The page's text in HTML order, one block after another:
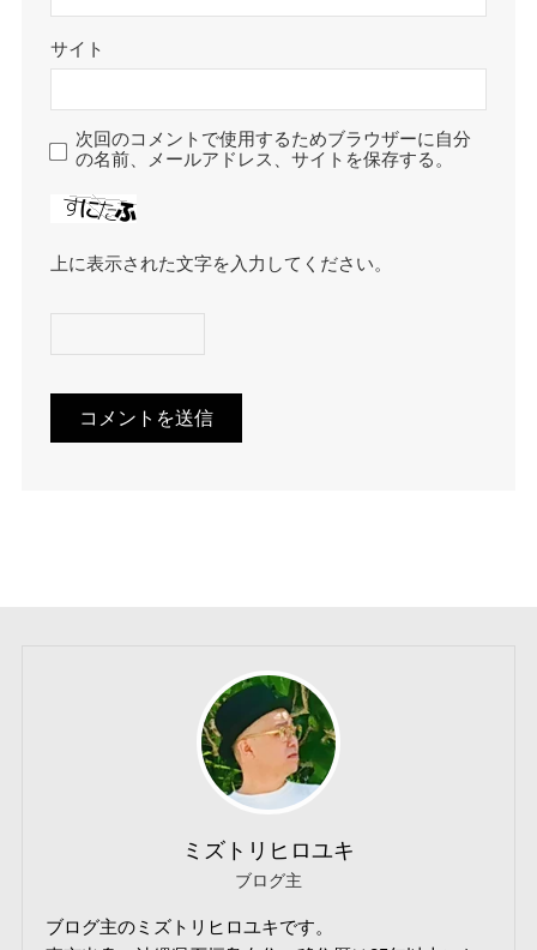
サイト
次回のコメントで使用するためブラウザーに自分
の名前、メールアドレス、サイトを保存する。
上に表示された文字を入力してください。
ミズトリヒロユキ
ブログ主
ブログ主のミズトリヒロユキです。